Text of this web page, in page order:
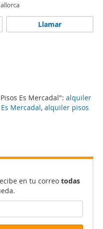
Es Mercadal": alquiler
Mercadal, alquiler pisos
Llamar
en tu correo todas